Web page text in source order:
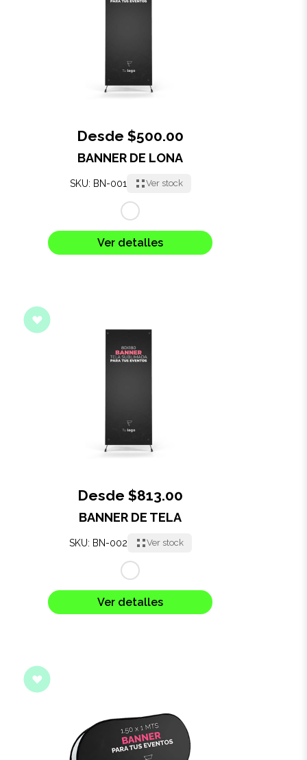
Regalos corporativos
Herramientas
Salud y cuidado
Sublimación
Desde $500.00
BANNER DE LONA
SKU: BN-001 Ver stock
Ver detalles
Desde $813.00
BANNER DE TELA
SKU: BN-002 Ver stock
Ver detalles